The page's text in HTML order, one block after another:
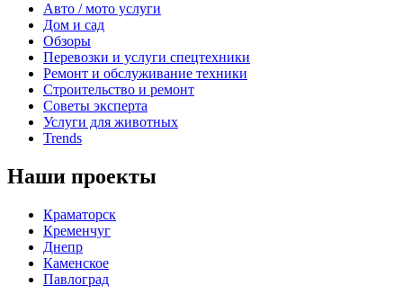
Авто / мото услуги
Дом и сад
Обзоры
Перевозки и услуги спецтехники
Ремонт и обслуживание техники
Строительство и ремонт
Советы эксперта
Услуги для животных
Trends
Наши проекты
Краматорск
Кременчуг
Днепр
Каменское
Павлоград